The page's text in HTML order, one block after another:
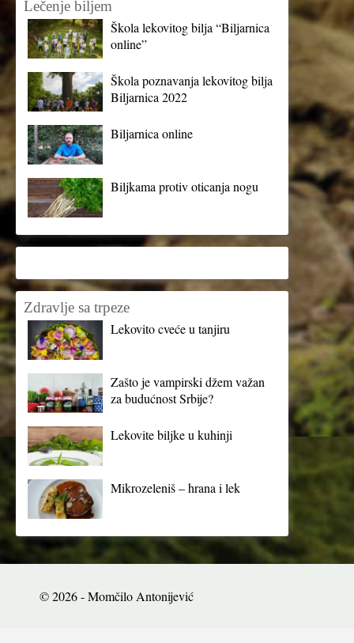
Lečenje biljem
Škola lekovitog bilja “Biljarnica
online”
Škola poznavanja lekovitog bilja
Biljarnica 2022
Biljarnica online
Biljkama protiv oticanja nogu
Zdravlje sa trpeze
Lekovito cveće u tanjiru
Zašto je vampirski džem važan
za budućnost Srbije?
Lekovite biljke u kuhinji
Mikrozeleniš – hrana i lek
© 2026 - Momčilo Antonijević